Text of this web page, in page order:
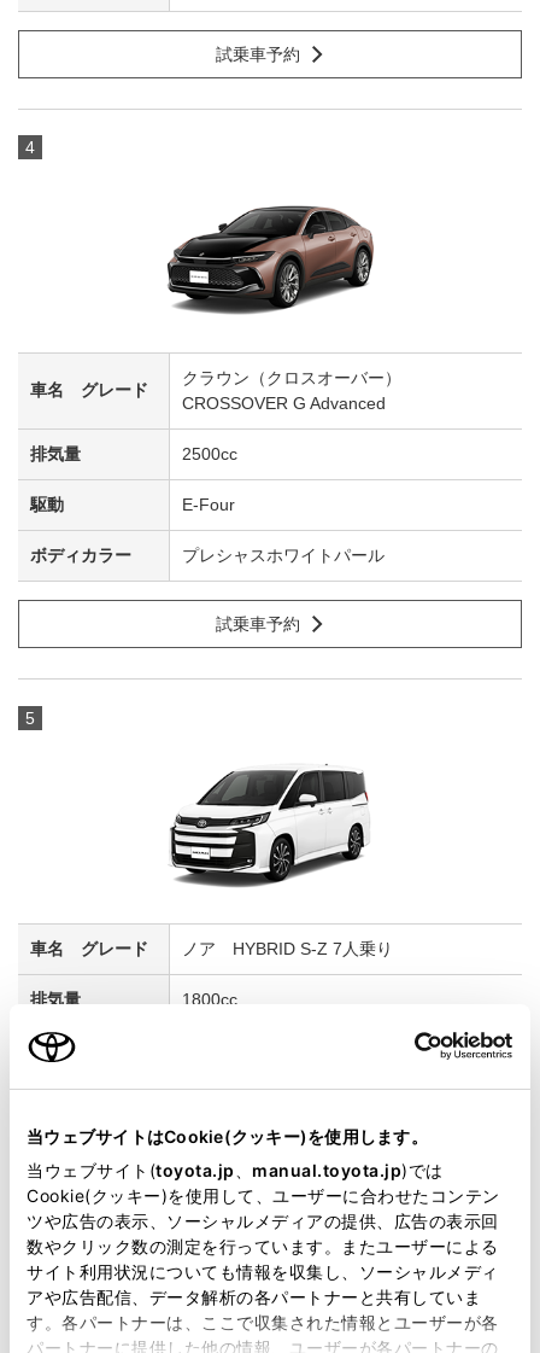
当ウェブサイトはCookie(クッキー)を使用します。
当ウェブサイト(toyota.jp manual.toyota.jp)では
Cookie(クッキー)を使用して、ユーザーに合わせたコンテン
ツや広告の表示、ソーシャルメディアの提供、広告の表示回
数やクリック数の測定を行っています。またユーザーによる
サイト利用状況についても情報を収集し、ソーシャルメディ
アや広告配信、データ解析の各パートナーと共有していま
す。各パートナーは、ここで収集された情報とユーザーが各
パートナーに提供した他の情報、ユーザーが各パートナーの
試乗車予約
4
クラウン（クロスオーバー）
CROSSOVER G Advanced
2500cc
E-Four
プレシャスホワイトパール
試乗車予約
5
ノア HYBRID S-Z 7人乗り
1800cc
試乗車予約
6